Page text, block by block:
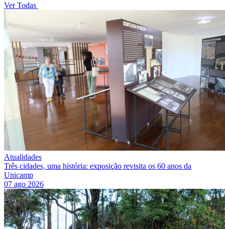
Ver Todas
Atualidades
Três cidades, uma história: exposição revisita os 60 anos da
Unicamp
07 ago 2026